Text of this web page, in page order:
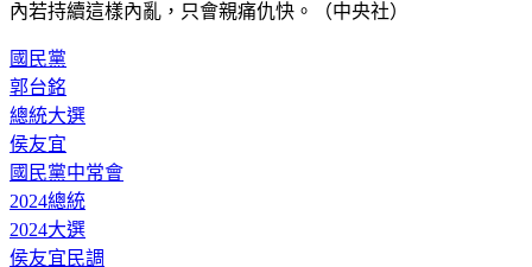
內若持續這樣內亂，只會親痛仇快。（中央社）
國民黨
郭台銘
總統大選
侯友宜
國民黨中常會
2024總統
2024大選
侯友宜民調